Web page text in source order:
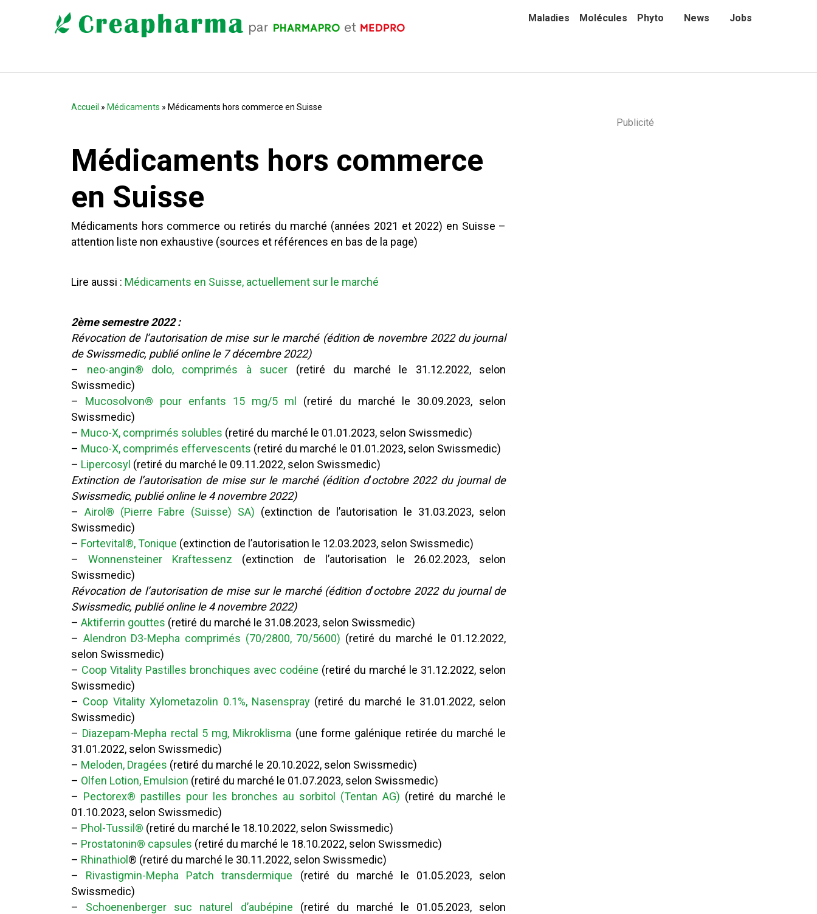
Maladies Molécules Phyto News Jobs
Accueil » Médicaments » Médicaments hors commerce en Suisse
Médicaments hors commerce
en Suisse
Médicaments hors commerce ou retirés du marché (années 2021 et 2022) en Suisse –
attention liste non exhaustive (sources et références en bas de la page)
Lire aussi : Médicaments en Suisse, actuellement sur le marché
2ème semestre 2022 :
Révocation de l’autorisation de mise sur le marché (édition de novembre 2022 du journal
de Swissmedic, publié online le 7 décembre 2022)
– neo-angin® dolo, comprimés à sucer (retiré du marché le 31.12.2022, selon
Swissmedic)
– Mucosolvon® pour enfants 15 mg/5 ml
(retiré du marché le 30.09.2023, selon
Swissmedic)
– Muco-X, comprimés solubles (retiré du marché le 01.01.2023, selon Swissmedic)
– Muco-X, comprimés effervescents (retiré du marché le 01.01.2023, selon Swissmedic)
– Lipercosyl (retiré du marché le 09.11.2022, selon Swissmedic)
Extinction de l’autorisation de mise sur le marché (édition d‘octobre 2022 du journal de
Swissmedic, publié online le 4 novembre 2022)
– Airol® (Pierre Fabre (Suisse) SA) (extinction de l’autorisation le 31.03.2023, selon
Swissmedic)
– Fortevital®, Tonique (extinction de l’autorisation le 12.03.2023, selon Swissmedic)
– Wonnensteiner Kraftessenz (extinction de l’autorisation le 26.02.2023, selon
Swissmedic)
Révocation de l’autorisation de mise sur le marché (édition d‘octobre 2022 du journal de
Swissmedic, publié online le 4 novembre 2022)
– Aktiferrin gouttes (retiré du marché le 31.08.2023, selon Swissmedic)
– Alendron D3-Mepha comprimés (70/2800, 70/5600) (retiré du marché le 01.12.2022,
selon Swissmedic)
– Coop Vitality Pastilles bronchiques avec codéine (retiré du marché le 31.12.2022, selon
Swissmedic)
– Coop Vitality Xylometazolin 0.1%, Nasenspray (retiré du marché le 31.01.2022, selon
Swissmedic)
– Diazepam-Mepha rectal 5 mg, Mikroklisma (une forme galénique retirée du marché le
31.01.2022, selon Swissmedic)
– Meloden, Dragées (retiré du marché le 20.10.2022, selon Swissmedic)
– Olfen Lotion, Emulsion (retiré du marché le 01.07.2023, selon Swissmedic)
– Pectorex® pastilles pour les bronches au sorbitol (Tentan AG) (retiré du marché le
01.10.2023, selon Swissmedic)
– Phol-Tussil® (retiré du marché le 18.10.2022, selon Swissmedic)
– Prostatonin® capsules (retiré du marché le 18.10.2022, selon Swissmedic)
– Rhinathiol ® (retiré du marché le 30.11.2022, selon Swissmedic)
– Rivastigmin-Mepha Patch transdermique (retiré du marché le 01.05.2023, selon
Swissmedic)
– Schoenenberger suc naturel d’aubépine (retiré du marché le 01.05.2023, selon
Publicité